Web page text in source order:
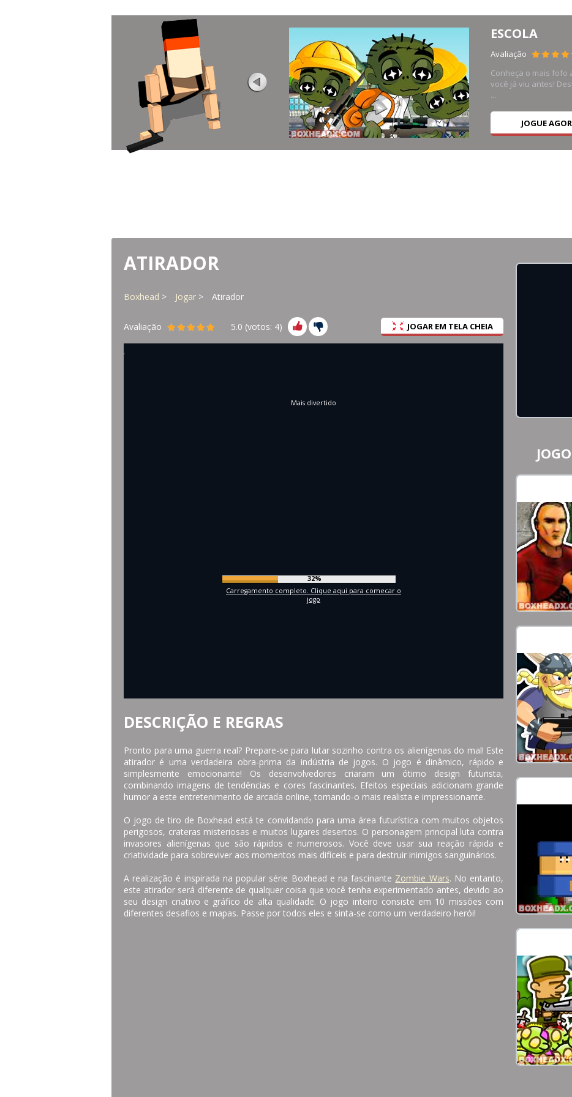
SOBREVIVÊNCIA
Este grande jogo repete o conceito principal
do popular lançamento de sobrevivência de
Boxhead ...
JOGUE AGORA
ESCOLA
Avaliação
Conheça o mais fofo
você já viu antes!
...
JOGUE
ATIRADOR
Boxhead Jogar Atirador
Avaliação 5.0 (votos: 4) JOGAR EM TELA CHEIA
Mais divertido
35%
Carregamento completo. Clique aqui para comecar o
jogo
DESCRIÇÃO E REGRAS
Pronto para uma guerra real? Prepare-se para lutar sozinho contra os alienígenas do mal! Este
atirador é uma verdadeira obra-prima da indústria de jogos. O jogo é dinâmico, rápido e
simplesmente emocionante! Os desenvolvedores criaram um ótimo design futurista,
combinando imagens de tendências e cores fascinantes. Efeitos especiais adicionam grande
humor a este entretenimento de arcada online, tornando-o mais realista e impressionante.
O jogo de tiro de Boxhead está te convidando para uma área futurística com muitos objetos
perigosos, crateras misteriosas e muitos lugares desertos. O personagem principal luta contra
invasores alienígenas que são rápidos e numerosos. Você deve usar sua reação rápida e
criatividade para sobreviver aos momentos mais difíceis e para destruir inimigos sanguinários.
A realização é inspirada na popular série Boxhead e na fascinante Zombie Wars. No entanto,
este atirador será diferente de qualquer coisa que você tenha experimentado antes, devido ao
seu design criativo e gráfico de alta qualidade. O jogo inteiro consiste em 10 missões com
diferentes desafios e mapas. Passe por todos eles e sinta-se como um verdadeiro herói!